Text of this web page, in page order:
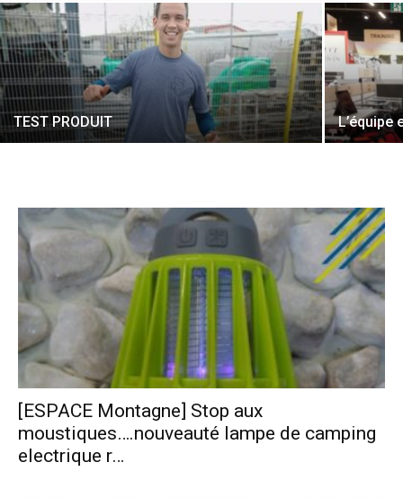
TEST PRODUIT L’équipe
[ESPACE Montagne] Stop aux
moustiques….nouveauté lampe de camping
electrique r…